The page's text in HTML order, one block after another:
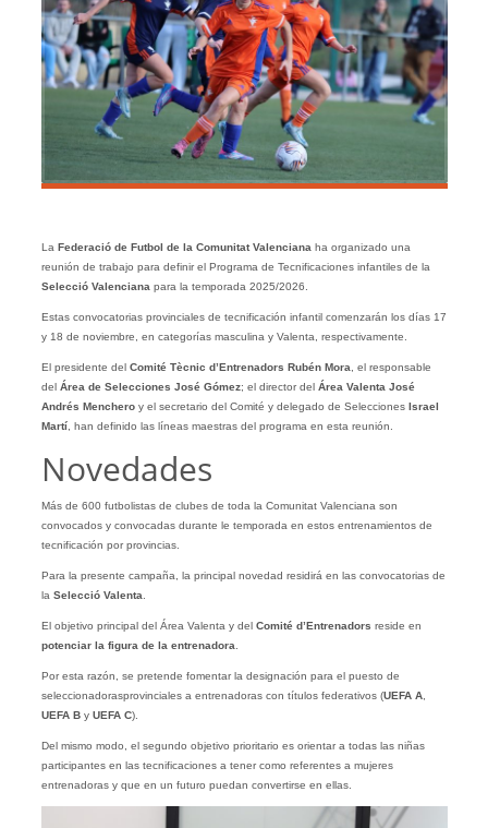
La Federació de Futbol de la Comunitat Valencianaha organizado una
reunión de trabajo para definir el Programa de Tecnificaciones infantiles de la
Selecció Valenciana para la temporada 2025/2026.
Estas convocatorias provinciales de tecnificación infantil comenzarán los días 17
y 18 de noviembre, en categorías masculina y Valenta, respectivamente.
El presidente del Comité Tècnic d’Entrenadors Rubén Mora, el responsable
del Área de Selecciones José Gómez; el director del Área Valenta José
Andrés Mencheroy el secretario del Comité y delegado de Selecciones Israel
Martí, han definido las líneas maestras del programa en esta reunión.
Novedades
Más de 600 futbolistas de clubes de toda la Comunitat Valenciana son
convocados y convocadas durante le temporada en estos entrenamientos de
tecnificación por provincias.
Para la presente campaña, la principal novedad residirá en las convocatorias de
la Selecció Valenta.
El objetivo principal del Área Valenta y del Comité d’Entrenadors reside en
potenciar la figura de la entrenadora.
Por esta razón, se pretende fomentar la designación para el puesto de
seleccionadorasprovinciales a entrenadoras con títulos federativos (UEFA A,
UEFA By UEFA C).
Del mismo modo, el segundo objetivo prioritario es orientar a todas las niñas
participantes en las tecnificaciones a tener como referentes a mujeres
entrenadoras y que en un futuro puedan convertirse en ellas.